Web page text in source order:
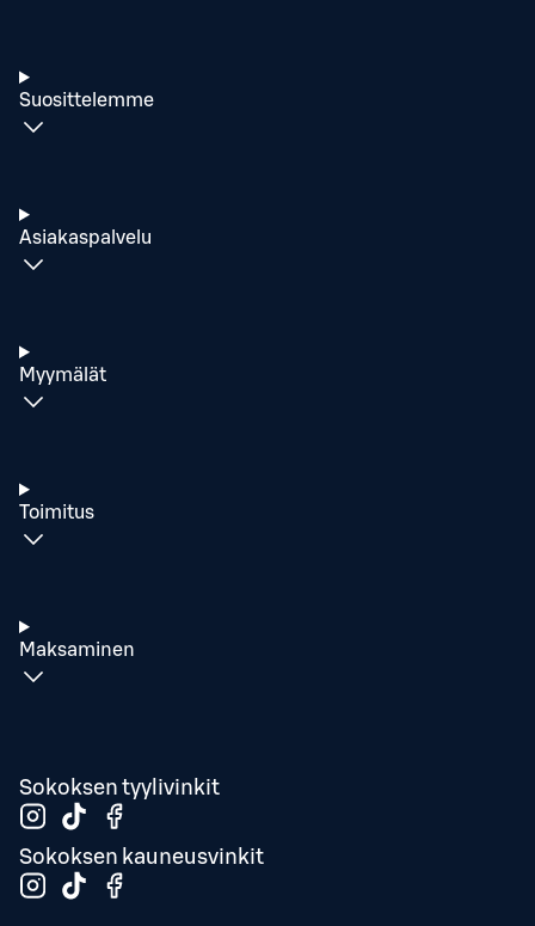
Suosittelemme
Asiakaspalvelu
Myymälät
Toimitus
Maksaminen
Sokoksen tyylivinkit
Sokoksen kauneusvinkit